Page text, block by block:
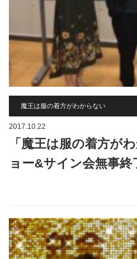
魔王は服の着方がわからない
2017.10.22
「魔王は服の着方が
ョー&サイン会無事終